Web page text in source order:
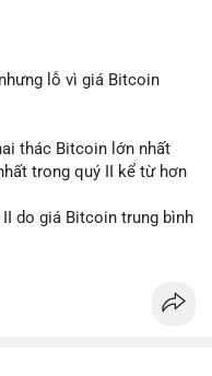
lỗ vì giá Bitcoin
thác Bitcoin lớn nhất
trong quý II kể từ hơn
do giá Bitcoin trung bình
cho sự suy giảm giá trị